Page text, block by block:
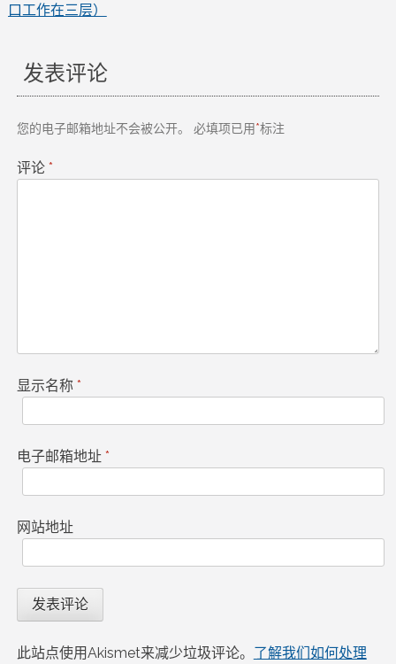
章
导
航
口工作在三层）
发表评论
您的电子邮箱地址不会被公开。 必填项已用*标注
评论 *
显示名称 *
电子邮箱地址 *
网站地址
此站点使用Akismet来减少垃圾评论。 了解我们如何处理